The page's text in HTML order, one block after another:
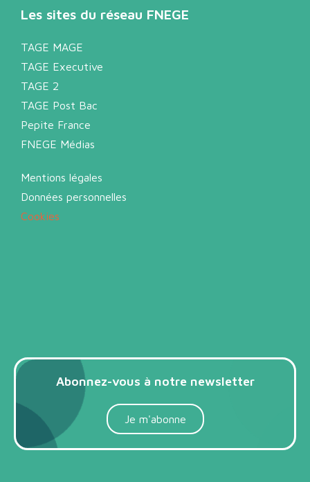
Les sites du réseau FNEGE
TAGE MAGE
TAGE Executive
TAGE 2
TAGE Post Bac
Pepite France
FNEGE Médias
Mentions légales
Données personnelles
Cookies
Abonnez-vous à notre newsletter
Je m'abonne